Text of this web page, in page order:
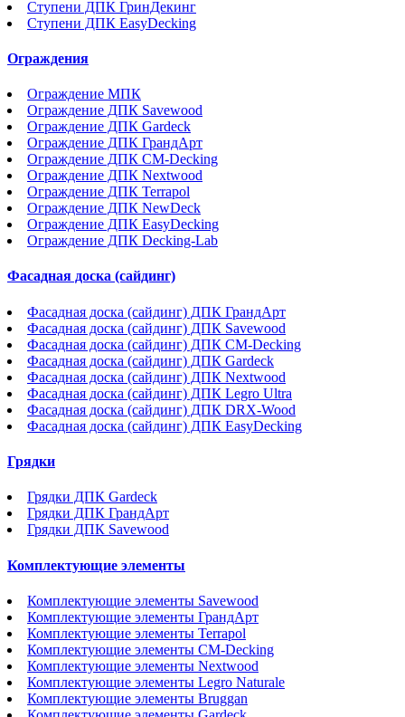
Ступени ДПК ГринДекинг
Ступени ДПК EasyDecking
Ограждения
Ограждение МПК
Ограждение ДПК Savewood
Ограждение ДПК Gardeck
Ограждение ДПК ГрандАрт
Ограждение ДПК CM-Decking
Ограждение ДПК Nextwood
Ограждение ДПК Terrapol
Ограждение ДПК NewDeck
Ограждение ДПК EasyDecking
Ограждение ДПК Decking-Lab
Фасадная доска (сайдинг)
Фасадная доска (сайдинг) ДПК ГрандАрт
Фасадная доска (сайдинг) ДПК Savewood
Фасадная доска (сайдинг) ДПК CM-Decking
Фасадная доска (сайдинг) ДПК Gardeck
Фасадная доска (сайдинг) ДПК Nextwood
Фасадная доска (сайдинг) ДПК Legro Ultra
Фасадная доска (сайдинг) ДПК DRX-Wood
Фасадная доска (сайдинг) ДПК EasyDecking
Грядки
Грядки ДПК Gardeck
Грядки ДПК ГрандАрт
Грядки ДПК Savewood
Комплектующие элементы
Комплектующие элементы Savewood
Комплектующие элементы ГрандАрт
Комплектующие элементы Terrapol
Комплектующие элементы CM-Decking
Комплектующие элементы Nextwood
Комплектующие элементы Legro Naturale
Комплектующие элементы Bruggan